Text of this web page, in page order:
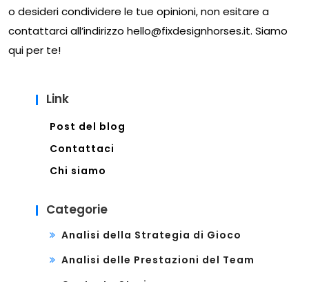
o desideri condividere le tue opinioni, non esitare a
contattarci all’indirizzo hello@fixdesignhorses.it. Siamo
qui per te!
Link
Post del blog
Contattaci
Chi siamo
Categorie
Analisi della Strategia di Gioco
Analisi delle Prestazioni del Team